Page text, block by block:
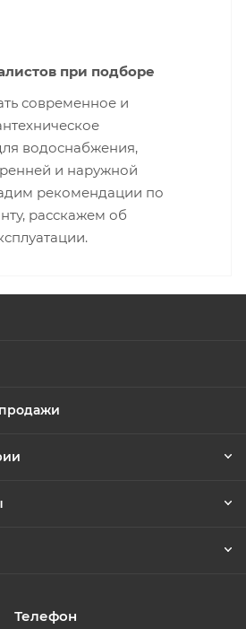
при подборе
современное и
водоснабжения,
и наружной
рекомендации по
расскажем об
Телефон